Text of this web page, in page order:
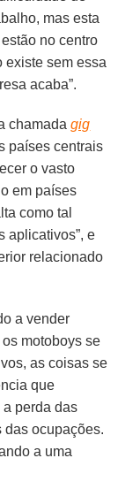
mas esta
no centro
existe sem essa
acaba”.
chamadagig
países centrais
o vasto
em países
como tal
aplicativos”, e
relacionado
a vender
motoboys se
as coisas se
que
perda das
das ocupações.
a uma